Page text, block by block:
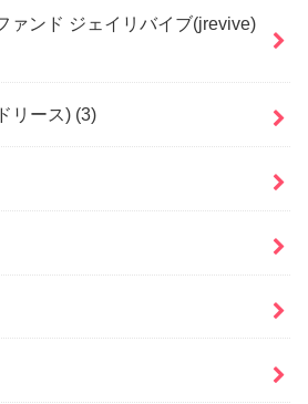
ァンド ジェイリバイブ(jrevive)
リース) (3)